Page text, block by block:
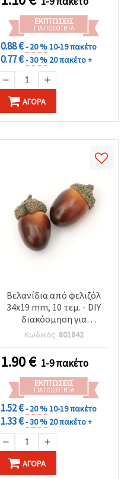
ΕΚΠΤΏΣΕΙΣ
ΓΙΑ ΠΟΣΌΤΗΤΑ
0.88 €- 20 %10-19 πακέτο
0.77 €- 30 % 20 πακέτο +
ΑΓΟΡΆ
Βελανίδια από φελιζόλ
34x19 mm, 10 τεμ. - DIY
διακόσμηση για
χειροτεχνίες &
κατασκευές
Κωδικός: 801842
1.90€ 1-9 πακέτο
ΕΚΠΤΏΣΕΙΣ
ΓΙΑ ΠΟΣΌΤΗΤΑ
1.52 €- 20 %10-19 πακέτο
1.33 €- 30 % 20 πακέτο +
ΑΓΟΡΆ